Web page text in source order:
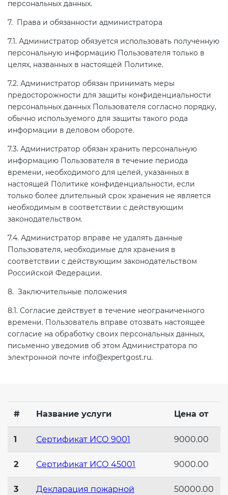
персональных данных.
7. Права и обязанности администратора
7.1. Администратор обязуется использовать полученную
персональную информацию Пользователя только в
целях, названных в настоящей Политике.
7.2. Администратор обязан принимать меры
предосторожности для защиты конфиденциальности
персональных данных Пользователя согласно порядку,
обычно используемого для защиты такого рода
информации в деловом обороте.
7.3. Администратор обязан хранить персональную
информацию Пользователя в течение периода
времени, необходимого для целей, указанных в
настоящей Политике конфиденциальности, если
только более длительный срок хранения не является
необходимым в соответствии с действующим
законодательством.
7.4. Администратор вправе не удалять данные
Пользователя, необходимые для хранения в
соответствии с действующим законодательством
Российской Федерации.
8. Заключительные положения
8.1. Согласие действует в течение неограниченного
времени. Пользователь вправе отозвать настоящее
согласие на обработку своих персональных данных,
письменно уведомив об этом Администратора по
электронной почте info@expertgost.ru.
# Название услуги Цена от
1 Сертификат ИСО 9001 9000.00
2 Сертификат ИСО 45001 9000.00
3
Декларация пожарной
50000.00